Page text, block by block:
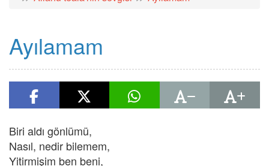
Ayılamam
Biri aldı gönlümü,
Nasıl, nedir bilemem,
Yitirmişim ben beni,